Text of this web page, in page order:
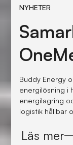
NYHETER
Buddy Energy
energilösning i
energilagring
logistik hållbar
Läs mer